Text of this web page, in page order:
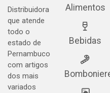
Distribuidora
que atende
todo o
estado de
Pernambuco
com artigos
dos mais
variados
Alimentos
Bebidas